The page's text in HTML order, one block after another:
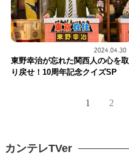
2024.04.30
東野幸治が忘れた関西人の心を取
り戻せ！10周年記念クイズSP
1 2
カンテレTVer